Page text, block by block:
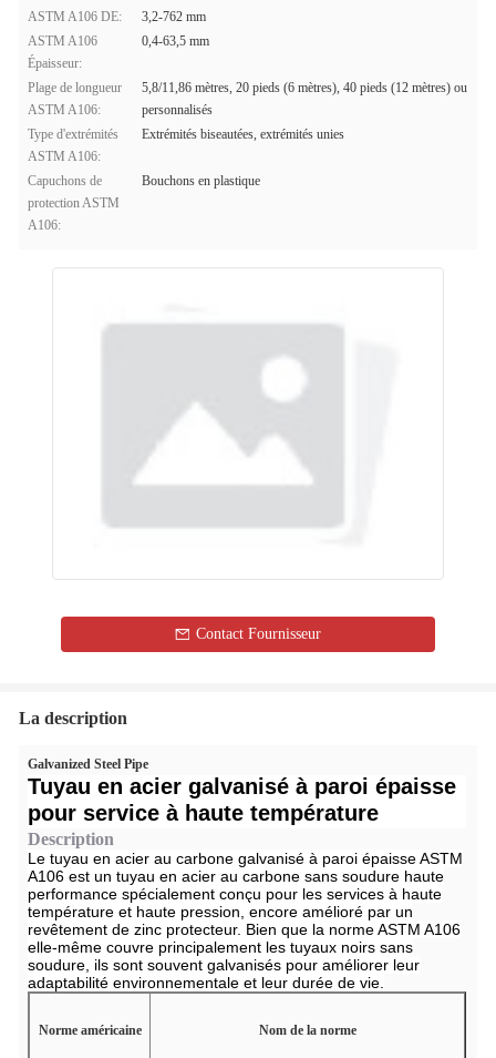
ASTM A106 DE:
3,2-762 mm
ASTM A106
Épaisseur:
0,4-63,5 mm
Plage de longueur
ASTM A106:
5,8/11,86 mètres, 20 pieds (6 mètres), 40 pieds (12 mètres) ou
personnalisés
Type d'extrémités
ASTM A106:
Extrémités biseautées, extrémités unies
Capuchons de
protection ASTM
A106:
Bouchons en plastique
Contact Fournisseur
La description
Galvanized Steel Pipe
Tuyau en acier galvanisé à paroi épaisse
pour service à haute température
Description
Le tuyau en acier au carbone galvanisé à paroi épaisse ASTM
A106 est un tuyau en acier au carbone sans soudure haute
performance spécialement conçu pour les services à haute
température et haute pression, encore amélioré par un
revêtement de zinc protecteur. Bien que la norme ASTM A106
elle-même couvre principalement les tuyaux noirs sans
soudure, ils sont souvent galvanisés pour améliorer leur
adaptabilité environnementale et leur durée de vie.
Norme américaine Nom de la norme